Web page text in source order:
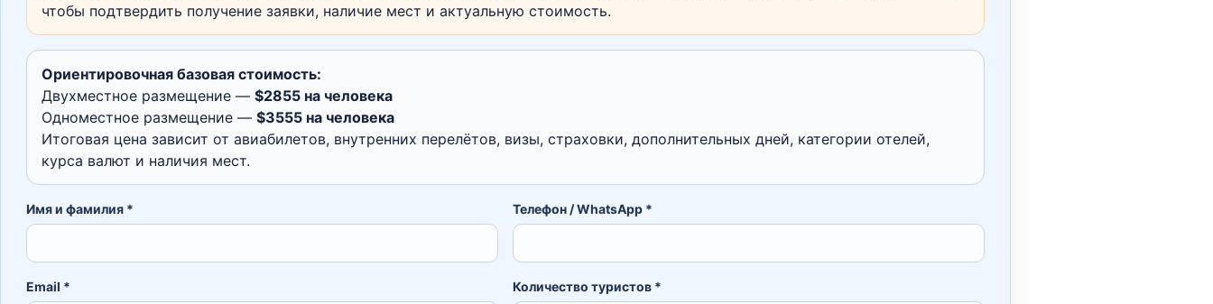
чтобы подтвердить получение заявки, наличие мест и актуальную стоимость.
Ориентировочная базовая стоимость:
Двухместное размещение — $2855 на человека
Одноместное размещение — $3555 на человека
Итоговая цена зависит от авиабилетов, внутренних перелётов, визы, страховки, дополнительных дней, категории отелей,
курса валют и наличия мест.
Имя и фамилия * Телефон / WhatsApp *
Email * Количество туристов *